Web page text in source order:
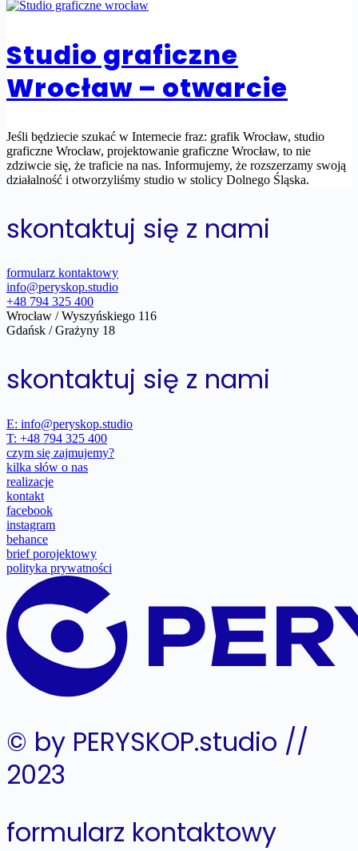
Studio graficzne
Wrocław – otwarcie
Jeśli będziecie szukać w Internecie fraz: grafik Wrocław, studio
graficzne Wrocław, projektowanie graficzne Wrocław, to nie
zdziwcie się, że traficie na nas. Informujemy, że rozszerzamy swoją
działalność i otworzyliśmy studio w stolicy Dolnego Śląska.
skontaktuj się z nami
formularz kontaktowy
info@peryskop.studio
+48 794 325 400
Wrocław / Wyszyńskiego 116
Gdańsk / Grażyny 18
skontaktuj się z nami
E: info@peryskop.studio
T: +48 794 325 400
czym się zajmujemy?
kilka słów o nas
realizacje
kontakt
facebook
instagram
behance
brief porojektowy
polityka prywatności
© by PERYSKOP.studio //
2023
formularz kontaktowy